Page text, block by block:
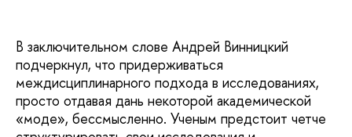
В заключительном слове Андрей Винницкий
подчеркнул, что придерживаться
междисциплинарного подхода в исследованиях,
просто отдавая дань некоторой академической
«моде», бессмысленно. Ученым предстоит четче